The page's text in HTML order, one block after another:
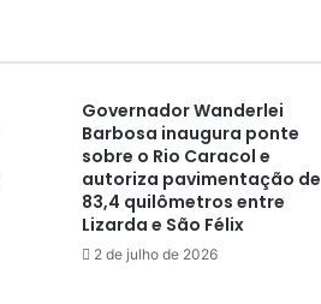
Governador Wanderlei
Barbosa inaugura ponte
sobre o Rio Caracol e
autoriza pavimentação de
83,4 quilômetros entre
Lizarda e São Félix
2 de julho de 2026